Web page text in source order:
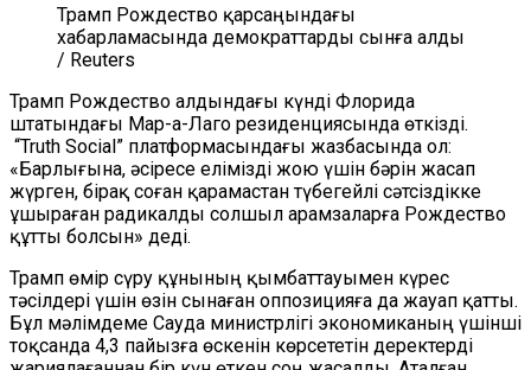
Трамп Рождество қарсаңындағы
хабарламасында демократтарды сынға алды
/ Reuters
Трамп Рождество алдындағы күнді Флорида
штатындағы Мар-а-Лаго резиденциясында өткізді.
“Truth Social” платформасындағы жазбасында ол:
«Барлығына, әсіресе елімізді жою үшін бәрін жасап
жүрген, бірақ соған қарамастан түбегейлі сәтсіздікке
ұшыраған радикалды солшыл арамзаларға Рождество
құтты болсын» деді.
Трамп өмір сүру құнының қымбаттауымен күрес
тәсілдері үшін өзін сынаған оппозицияға да жауап қатты.
Бұл мәлімдеме Сауда министрлігі экономиканың үшінші
тоқсанда 4,3 пайызға өскенін көрсететін деректерді